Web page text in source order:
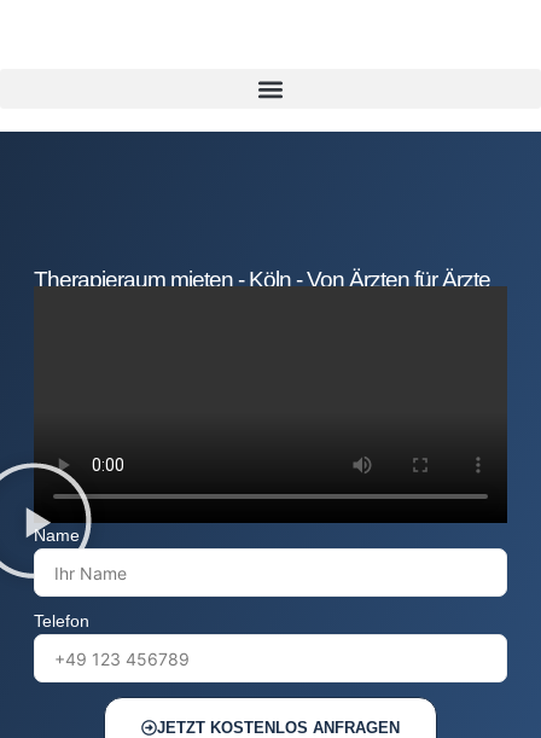
Therapieraum mieten - Köln - Von Ärzten für Ärzte
Name
Telefon
JETZT KOSTENLOS ANFRAGEN